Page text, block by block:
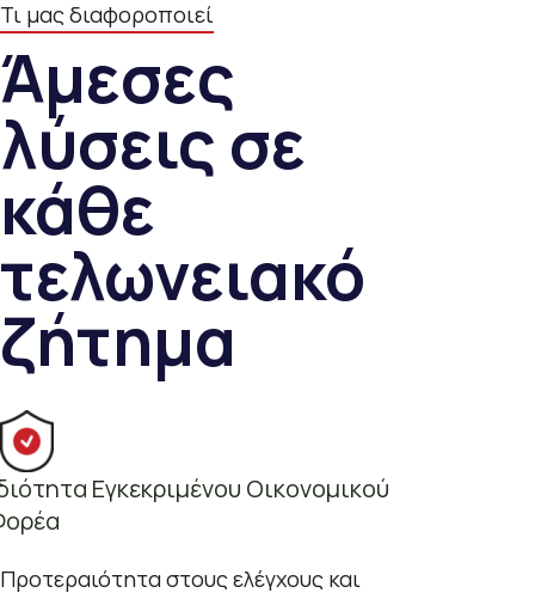
Τι μας διαφοροποιεί
Άμεσες
λύσεις σε
κάθε
τελωνειακό
ζήτημα
Εγκεκριμένου Οικονομικού
Προτεραιότητα στους ελέγχους και